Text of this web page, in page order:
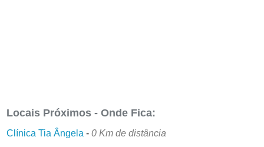
Locais Próximos - Onde Fica:
Clínica Tia Ângela -0 Km de distância